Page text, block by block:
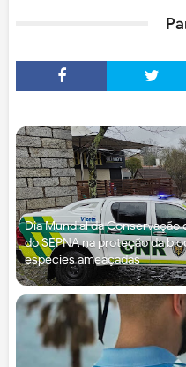
Dia Mundial da Conservação
do SEPNA na proteção da
espécies ameaçadas